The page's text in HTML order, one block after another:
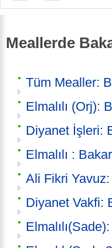
Meallerde
Tüm Mealler:
Elmalılı (Orj):
Diyanet İşleri:
Elmalılı :
Ali Fikri
Diyanet Vakfi: